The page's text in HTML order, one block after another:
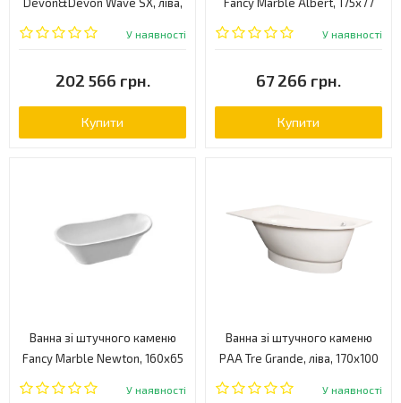
176x82 (2NAWAVESX)
У наявності
202 566 грн.
Купити
(10175001)
У наявності
67 266 грн.
Купити
Ванна зі штучного каменю
Fancy Marble Newton, 160x65
(90160001)
У наявності
Ванна зі штучного каменю
PAA Tre Grande, ліва, 170x100
(VATREGR/K/00)
У наявності